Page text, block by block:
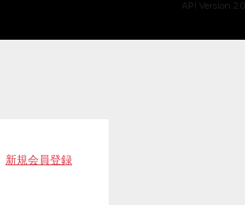
API Version 2.0
新規会員登録